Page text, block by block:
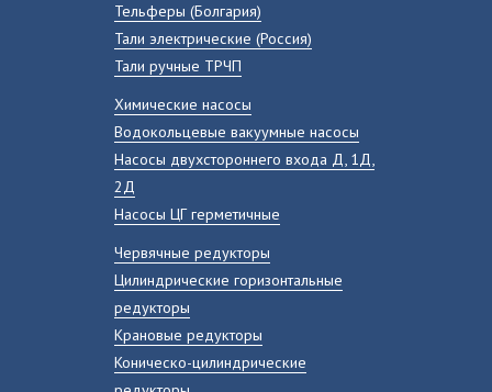
Тельферы (Болгария)
Тали электрические (Россия)
Тали ручные ТРЧП
Химические насосы
Водокольцевые вакуумные насосы
Насосы двухстороннего входа Д, 1Д,
2Д
Насосы ЦГ герметичные
Червячные редукторы
Цилиндрические горизонтальные
редукторы
Крановые редукторы
Коническо-цилиндрические